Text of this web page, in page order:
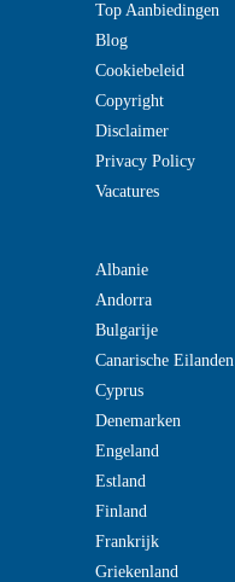
Top Aanbiedingen
Blog
Cookiebeleid
Copyright
Disclaimer
Privacy Policy
Vacatures
Albanie
Andorra
Bulgarije
Canarische Eilanden
Cyprus
Denemarken
Engeland
Estland
Finland
Frankrijk
Griekenland